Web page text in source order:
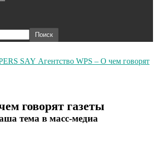
Агентство WPS – О чем говорят
говорят газеты
тема в масс-медиа